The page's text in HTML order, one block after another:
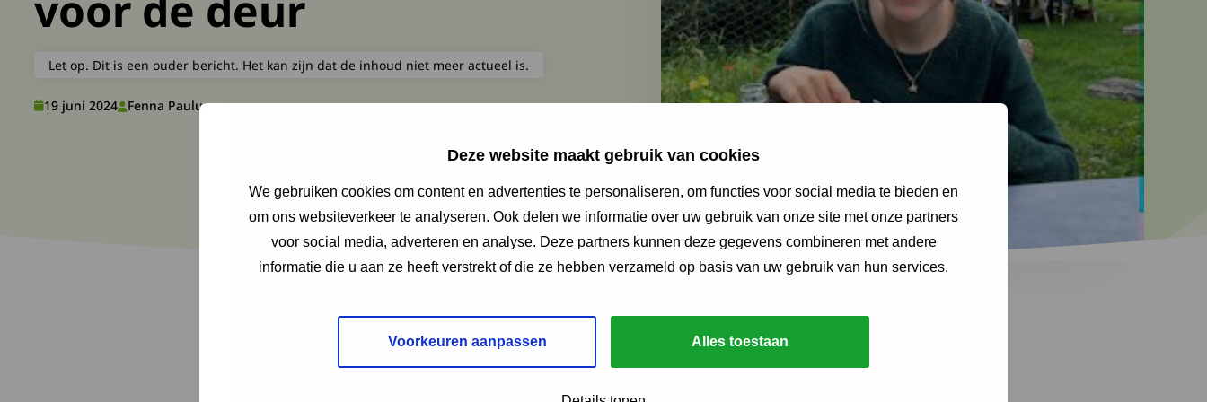
Deze website maakt gebruik van cookies
We gebruiken cookies om content en advertenties te personaliseren, om functies voor social media te bieden en
om ons websiteverkeer te analyseren. Ook delen we informatie over uw gebruik van onze site met onze partners
voor social media, adverteren en analyse. Deze partners kunnen deze gegevens combineren met andere
informatie die u aan ze heeft verstrekt of die ze hebben verzameld op basis van uw gebruik van hun services.
Voorkeuren aanpassen Alles toestaan
Let op. Dit is een ouder bericht. Het kan zijn dat de inhoud niet meer actueel is.
19 juni 2024 Fenna Paulus